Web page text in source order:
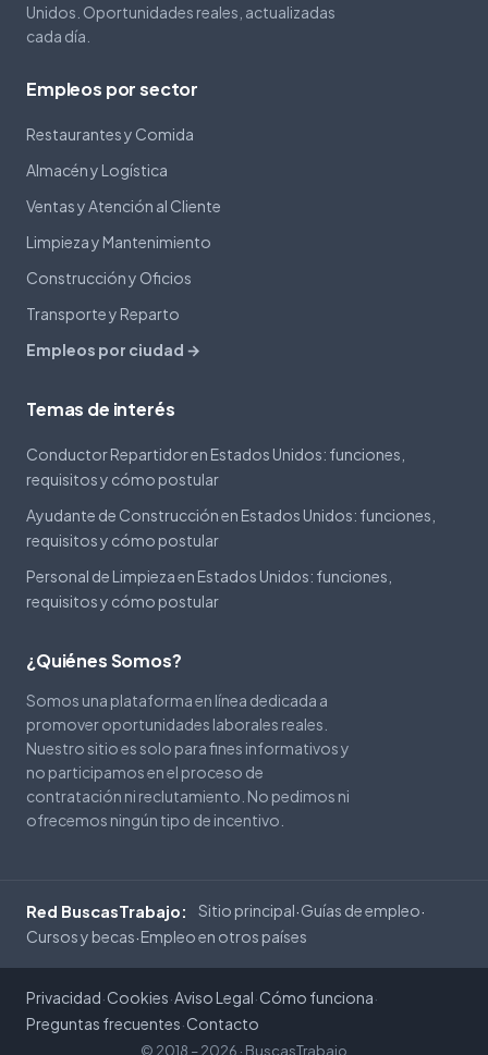
Unidos. Oportunidades reales, actualizadas
cada día.
Empleos por sector
Restaurantes y Comida
Almacén y Logística
Ventas y Atención al Cliente
Limpieza y Mantenimiento
Construcción y Oficios
Transporte y Reparto
Empleos por ciudad →
Temas de interés
Conductor Repartidor en Estados Unidos: funciones,
requisitos y cómo postular
Ayudante de Construcción en Estados Unidos: funciones,
requisitos y cómo postular
Personal de Limpieza en Estados Unidos: funciones,
requisitos y cómo postular
¿Quiénes Somos?
Somos una plataforma en línea dedicada a
promover oportunidades laborales reales.
Nuestro sitio es solo para fines informativos y
no participamos en el proceso de
contratación ni reclutamiento. No pedimos ni
ofrecemos ningún tipo de incentivo.
Red BuscasTrabajo: Sitio principal·Guías de empleo·
Cursos y becas·Empleo en otros países
Privacidad·Cookies·Aviso Legal·Cómo funciona·
Preguntas frecuentes·Contacto
© 2018 – 2026 · BuscasTrabajo